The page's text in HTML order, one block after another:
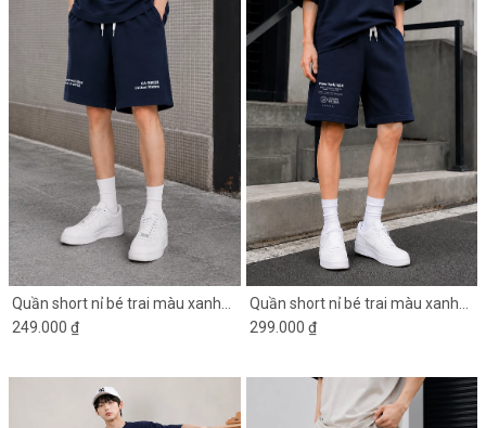
Quần short nỉ bé trai màu xanh
đen in chữ 2 bên
249.000 ₫
Quần short nỉ bé trai màu xanh
đen NY1624
299.000 ₫